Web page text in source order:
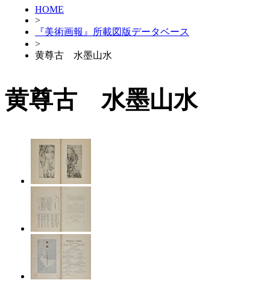
HOME
>
『美術画報』所載図版データベース
>
黄尊古 水墨山水
黄尊古 水墨山水